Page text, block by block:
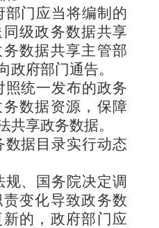
部门应当将编制的
级政务数据共享
数据共享主管部
政府部门通告。
统一发布的政务
数据资源，保障
共享政务数据。
数据目录实行动态
规、国务院决定调
变化导致政务数
的，政府部门应